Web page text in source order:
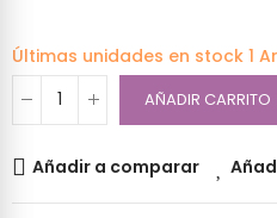
Últimas unidades en stock 1
AÑADIR CARRITO
Añadir a comparar